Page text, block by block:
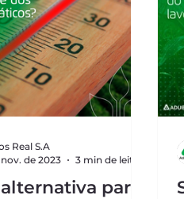
para
Real S.A
de 2023